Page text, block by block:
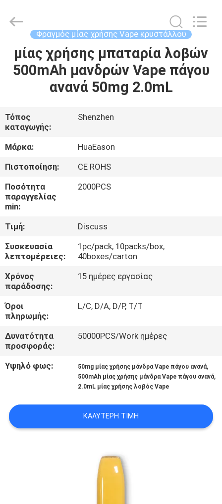
ΣΠΊΤΙ
ΠΡΟΪΌΝΤΑ
ΒΊΝΤΕΟ
ΠΕΡΊΠΟΥ
ΕΜΕΊΣ
ΓΎΡΟΣ
ΕΡΓΟΣΤΑΣΊΩΝ
ΠΟΙΟΤΙΚΌΣ
ΈΛΕΓΧΟΣ
ΖΗΤΉΣΤΕ
ΈΝΑ
ΑΠΌΣΠΑΣΜΑ
SITEMAP
POLICY
Φραγμός μίας χρήσης Vape κρυστάλλου
μίας χρήσης μπαταρία λοβών
500mAh μανδρών Vape πάγου
ανανά 50mg 2.0mL
Τόπος
καταγωγής:
Shenzhen
Μάρκα:
HuaEason
Πιστοποίηση:
CE ROHS
Ποσότητα
παραγγελίας
min:
2000PCS
Τιμή:
Discuss
Συσκευασία
λεπτομέρειες:
1pc/pack, 10packs/box,
40boxes/carton
Χρόνος
παράδοσης:
15 ημέρες εργασίας
Όροι
πληρωμής:
L/C, D/A, D/P, T/T
Δυνατότητα
προσφοράς:
50000PCS/Work ημέρες
Υψηλό φως: 50mg μίας χρήσης μάνδρα Vape πάγου ανανά,
500mAh μίας χρήσης μάνδρα Vape πάγου ανανά,
2.0mL μίας χρήσης λοβός Vape
ΚΑΛΎΤΕΡΗ ΤΙΜΉ